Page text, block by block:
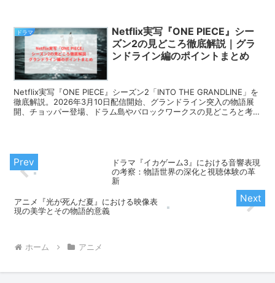
ドラマ
Netflix実写『ONE PIECE』シー
ズン2の見どころ徹底解説｜グラ
ンドライン編のポイントまとめ
Netflix実写『ONE PIECE』シーズン2「INTO THE GRANDLINE」を
徹底解説。2026年3月10日配信開始、グランドライン突入の物語展
開、チョッパー登場、ドラム島やバロックワークスの見どころと考察
ドラマ『イカゲーム3』における音響表現
の考察：物語世界の深化と視聴体験の革
新
アニメ『光が死んだ夏』における映像表
現の美学とその物語的意義
ホーム アニメ